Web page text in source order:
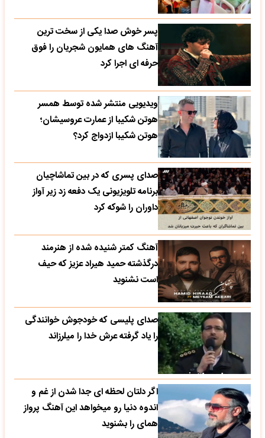
پسر خوش صدا یکی از سخت ترین
آهنگ های همایون شجریان را فوق
حرفه ای اجرا کرد
ویدیویی منتشر شده توسط همسر
هوتن شکیبا از عمارت عروسیشان؛
هوتن شکیبا ازدواج کرد؟
صدای پسری که در بین تماشاچیان
برنامه تلویزیونی یک دفعه زد زیر آواز
داوران را شوکه کرد
آهنگ کمتر شنیده شده از هنرمند
درگذشته حمید هیراد عزیز که حیف
است نشنوید
صدای پلیسی که خودجوش خوانندگی
را یاد گرفته عرش خدا را میلرزاند
اگر دلتان لحظه ای جدا شدن از غم و
اندوه دنیا رو میخواهد این آهنگ پرواز
همای را بشنوید